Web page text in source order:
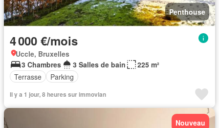
Penthouse
4 000 €/mois
Uccle, Bruxelles
3 Chambres
3 Salles de bain
225 m²
Terrasse
Parking
Il y a 1 jour, 8 heures sur immovlan
Nouveau